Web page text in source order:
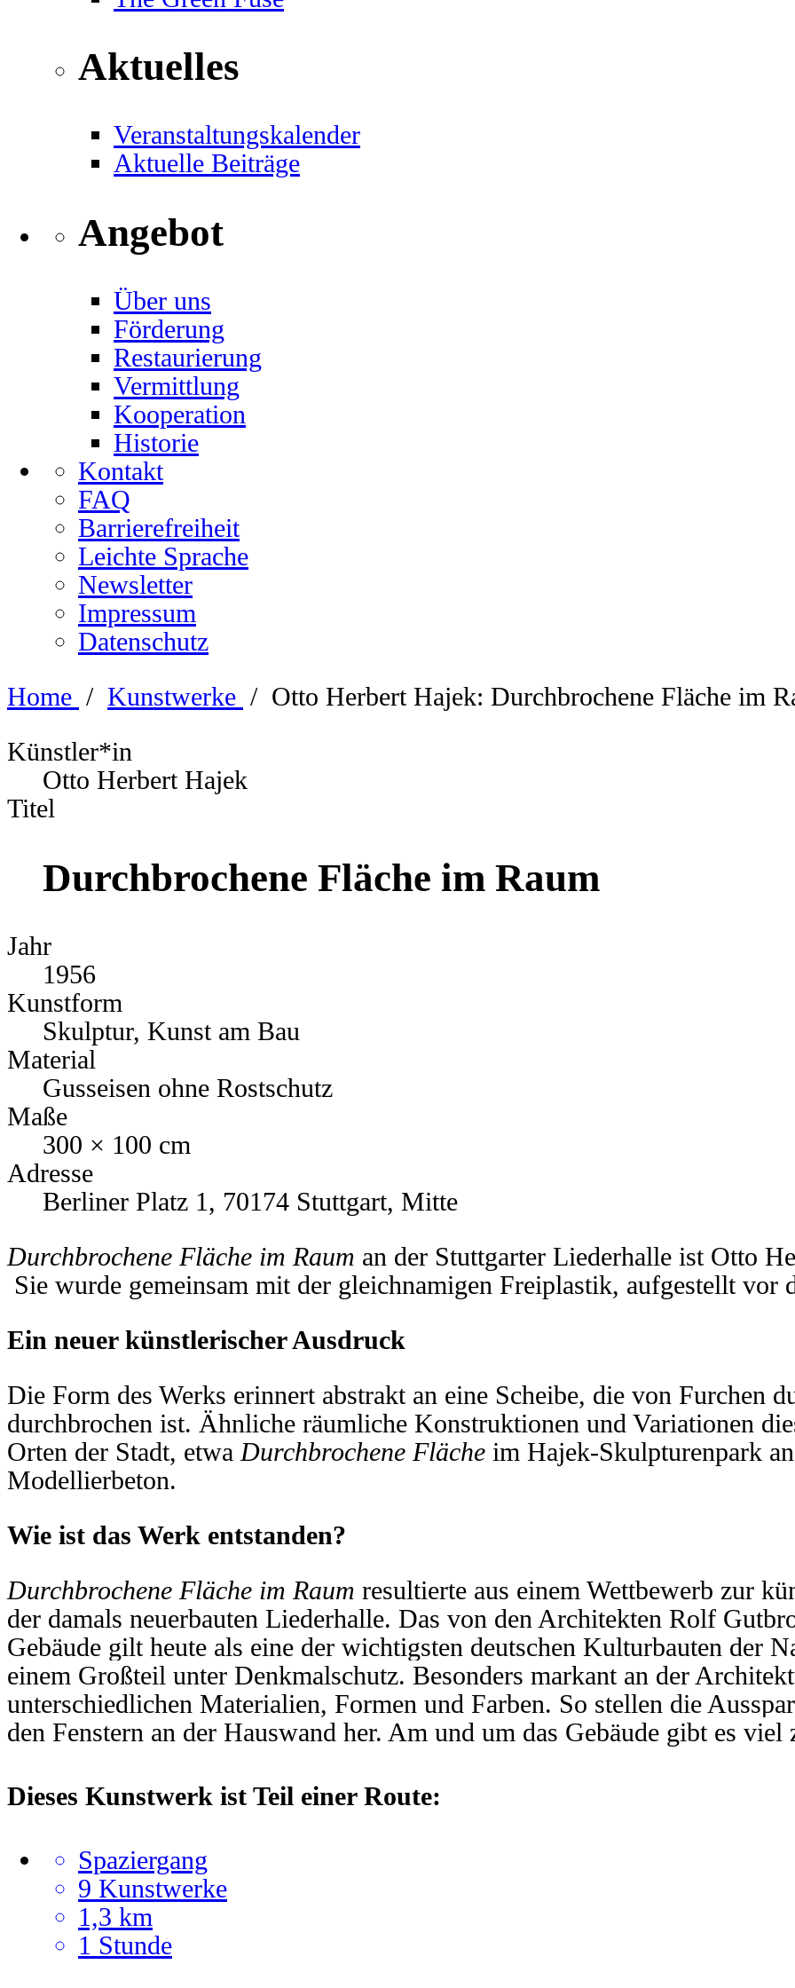
Aktuelles
Veranstaltungskalender
Aktuelle Beiträge
Angebot
Über uns
Förderung
Restaurierung
Vermittlung
Kooperation
Historie
Kontakt
FAQ
Barrierefreiheit
Leichte Sprache
Newsletter
Impressum
Datenschutz
Home / Kunstwerke / Otto Herbert Hajek: Durchbrochene Fläche im
Künstler*in
Otto Herbert Hajek
Titel
Durchbrochene Fläche im Raum
Jahr
1956
Kunstform
Skulptur, Kunst am Bau
Material
Gusseisen ohne Rostschutz
Maße
300 × 100 cm
Adresse
Berliner Platz 1, 70174 Stuttgart, Mitte
Durchbrochene Fläche im Raum an der Stuttgarter Liederhalle ist Otto
Sie wurde gemeinsam mit der gleichnamigen Freiplastik, aufgestellt vor
Ein neuer künstlerischer Ausdruck
Die Form des Werks erinnert abstrakt an eine Scheibe, die von Furchen
durchbrochen ist. Ähnliche räumliche Konstruktionen und Variationen
Orten der Stadt, etwa Durchbrochene Fläche im Hajek-Skulpturenpark
Modellierbeton.
Wie ist das Werk entstanden?
Durchbrochene Fläche im Raum resultierte aus einem Wettbewerb zur
der damals neuerbauten Liederhalle. Das von den Architekten Rolf
Gebäude gilt heute als eine der wichtigsten deutschen Kulturbauten der
einem Großteil unter Denkmalschutz. Besonders markant an der
unterschiedlichen Materialien, Formen und Farben. So stellen die
den Fenstern an der Hauswand her. Am und um das Gebäude gibt es viel
Dieses Kunstwerk ist Teil einer Route:
Spaziergang
9 Kunstwerke
1,3 km
1 Stunde